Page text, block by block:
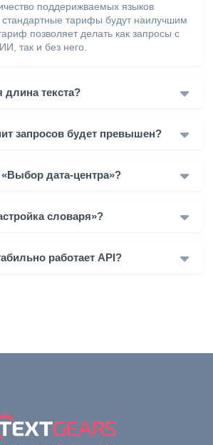
поддерижваемых языков
стандартные тарифы будут наилучшим
позволяет делать как запросы с
так и без него.
длина текста?
запросов будет превышен?
«Выбор дата-центра»?
словаря»?
работает API?